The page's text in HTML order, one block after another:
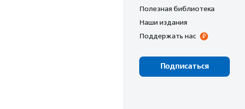
Полезная библиотека
Наши издания
Поддержать нас
Подписаться